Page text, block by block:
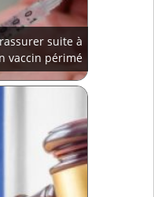
suite à
vaccin périmé